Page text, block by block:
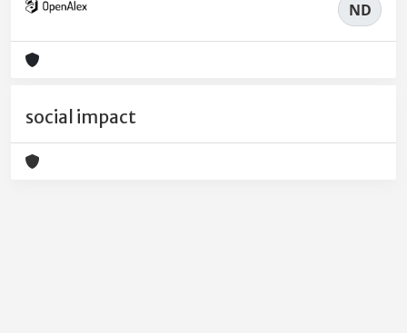
ND
social impact